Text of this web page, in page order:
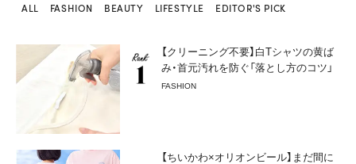
ALL FASHION BEAUTY LIFESTYLE EDITOR'S PICK
【クリーニング不要】白Tシャツの黄ば
み・首元汚れを防ぐ「落とし方のコツ」
FASHION
【ちいかわ×オリオンビール】まだ間に